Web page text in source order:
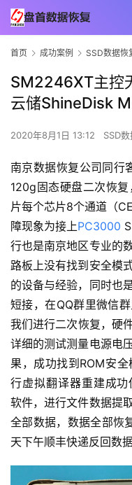
首页 成功案例 SSD数据恢
SM2246XT主控
云储ShineDisk
2020年8月1日 13:12 SSD
南京数据恢复公司同行
120g固态硬盘二次恢复
片每个芯片8个通道（
障现象为接上PC3000
行也是南京地区专业的
路板上没有找到安全模
的设备与经验，同时也
短接，在QQ群里微信
我们进行二次恢复，硬
详细的测试测量电源电
果，成功找到ROM安
行虚拟翻译器重建成
软件，进行文件数据提
全部数据，数据全部恢
天下午顺丰快递反回数据